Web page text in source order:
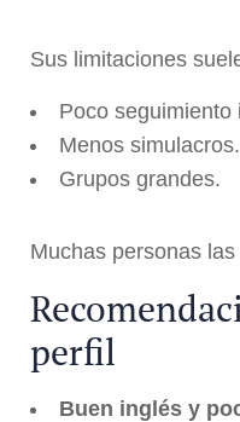
Sus limitaciones
Poco seguimiento
Menos simulacros.
Grupos grandes.
Muchas personas
perfil
Buen inglés y